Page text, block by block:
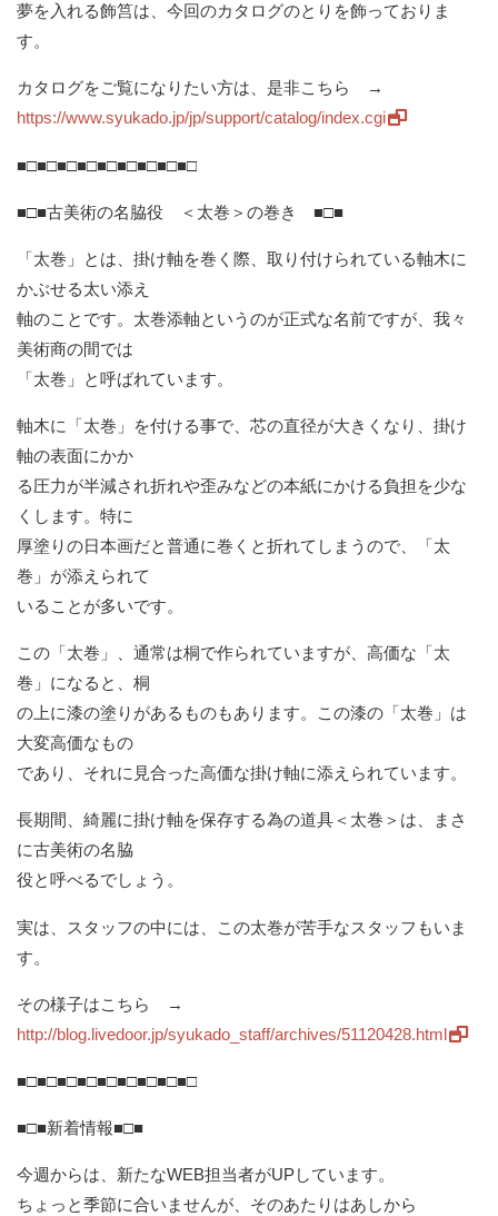
夢を入れる飾筥は、今回のカタログのとりを飾っておりま
す。
カタログをご覧になりたい方は、是非こちら →
https://www.syukado.jp/jp/support/catalog/index.cgi
■□■□■□■□■□■□■□■□■□
■□■古美術の名脇役 ＜太巻＞の巻き ■□■
「太巻」とは、掛け軸を巻く際、取り付けられている軸木に
かぶせる太い添え
軸のことです。太巻添軸というのが正式な名前ですが、我々
美術商の間では
「太巻」と呼ばれています。
軸木に「太巻」を付ける事で、芯の直径が大きくなり、掛け
軸の表面にかか
る圧力が半減され折れや歪みなどの本紙にかける負担を少な
くします。特に
厚塗りの日本画だと普通に巻くと折れてしまうので、「太
巻」が添えられて
いることが多いです。
この「太巻」、通常は桐で作られていますが、高価な「太
巻」になると、桐
の上に漆の塗りがあるものもあります。この漆の「太巻」は
大変高価なもの
であり、それに見合った高価な掛け軸に添えられています。
長期間、綺麗に掛け軸を保存する為の道具＜太巻＞は、まさ
に古美術の名脇
役と呼べるでしょう。
実は、スタッフの中には、この太巻が苦手なスタッフもいま
す。
その様子はこちら →
http://blog.livedoor.jp/syukado_staff/archives/51120428.html
■□■□■□■□■□■□■□■□■□
■□■新着情報■□■
今週からは、新たなWEB担当者がUPしています。
ちょっと季節に合いませんが、そのあたりはあしから